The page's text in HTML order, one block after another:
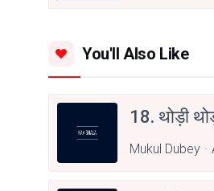
You'll Also Like
18. थोड़ी
Mukul Dubey